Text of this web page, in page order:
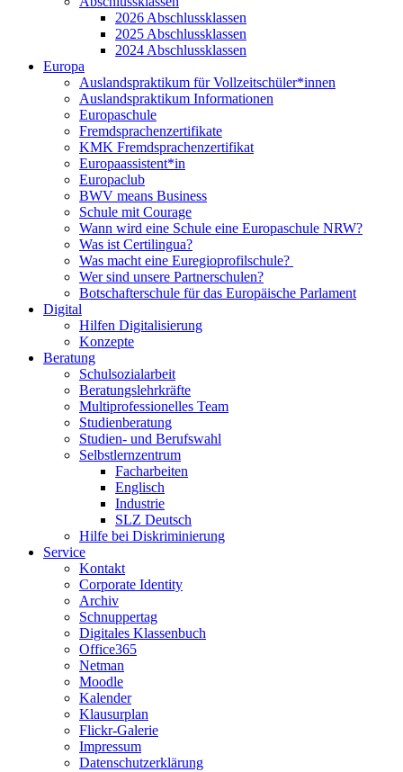
2026 Abschlussklassen
2025 Abschlussklassen
2024 Abschlussklassen
Europa
Auslandspraktikum für Vollzeitschüler*innen
Auslandspraktikum Informationen
Europaschule
Fremdsprachenzertifikate
KMK Fremdsprachenzertifikat
Europaassistent*in
Europaclub
BWV means Business
Schule mit Courage
Wann wird eine Schule eine Europaschule NRW?
Was ist Certilingua?
Was macht eine Euregioprofilschule?
Wer sind unsere Partnerschulen?
Botschafterschule für das Europäische Parlament
Digital
Hilfen Digitalisierung
Konzepte
Beratung
Schulsozialarbeit
Beratungslehrkräfte
Multiprofessionelles Team
Studienberatung
Studien- und Berufswahl
Selbstlernzentrum
Facharbeiten
Englisch
Industrie
SLZ Deutsch
Hilfe bei Diskriminierung
Service
Kontakt
Corporate Identity
Archiv
Schnuppertag
Digitales Klassenbuch
Office365
Netman
Moodle
Kalender
Klausurplan
Flickr-Galerie
Impressum
Datenschutzerklärung